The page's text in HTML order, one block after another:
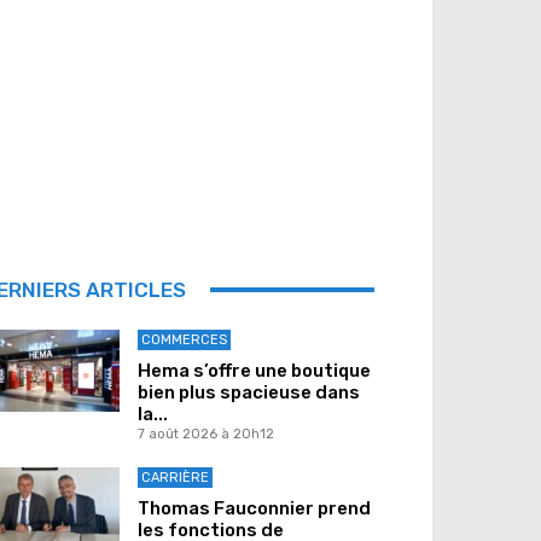
ARTICLES
COMMERCES
Hema s’offre une boutique
bien plus spacieuse dans
la...
7 août 2026 à 20h12
CARRIÈRE
Thomas Fauconnier prend
les fonctions de